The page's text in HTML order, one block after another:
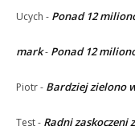
Ucych - Ponad 12
mark- Ponad 12
Piotr- Bardziej zielono
Test- Radni